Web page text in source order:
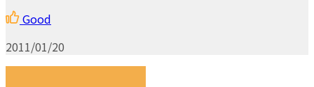
Good
2011/01/20